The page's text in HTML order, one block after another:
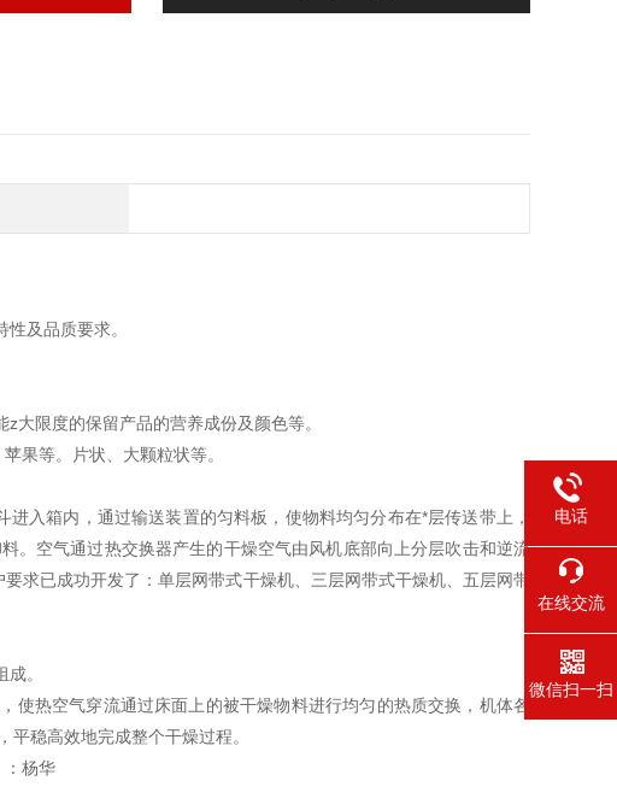
及品质要求。
限度的保留产品的营养成份及颜色等。
果等。片状、大颗粒状等。
入箱内，通过输送装置的匀料板，使物料均匀分布在*层传送带上，
。空气通过热交换器产生的干燥空气由风机底部向上分层吹击和逆流
求已成功开发了：单层网带式干燥机、三层网带式干燥机、五层网带
。
热空气穿流通过床面上的被干燥物料进行均匀的热质交换，机体各
稳高效地完成整个干燥过程。
：杨华
电话
在线交流
微信扫一扫